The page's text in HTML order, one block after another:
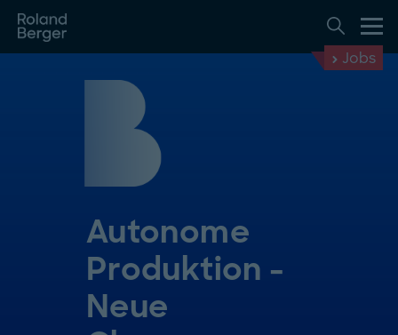
Jobs
Autonome
Produktion -
Neue